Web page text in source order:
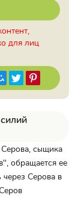
для лиц
сыщика
обращается ее
через Серова в